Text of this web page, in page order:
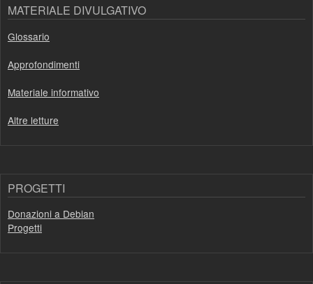
MATERIALE DIVULGATIVO
Glossario
Approfondimenti
Materiale informativo
Altre letture
PROGETTI
Donazioni a Debian
Progetti